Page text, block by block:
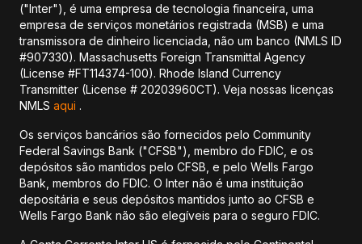
("Inter"), é uma empresa de tecnologia financeira, uma
empresa de serviços monetários registrada (MSB) e uma
transmissora de dinheiro licenciada, não um banco (NMLS ID
#907330). Massachusetts Foreign Transmittal Agency
(License #FT114374-100). Rhode Island Currency
Transmitter (License # 20203960CT). Veja nossas licenças
NMLS aqui .
Os serviços bancários são fornecidos pelo Community
Federal Savings Bank ("CFSB"), membro do FDIC, e os
depósitos são mantidos pelo CFSB, e pelo Wells Fargo
Bank, membros do FDIC. O Inter não é uma instituição
depositária e seus depósitos mantidos junto ao CFSB e
Wells Fargo Bank não são elegíveis para o seguro FDIC.